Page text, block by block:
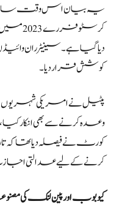
یہ بیان اس وقت
دیا گیا ہے۔ سینیٹر ران
کوشش قرار دیا۔
پٹیل نے امریکی شہریوں
کورٹ نے فیصلہ دیا تھا
کرنے کے لیے عدالتی
کیوبوب اور پین لنک